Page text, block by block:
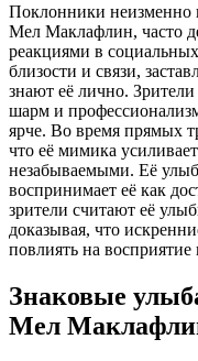
Поклонники неизменно
Мел Маклафлин, часто
реакциями в
близости и связи,
знают её лично.
шарм и
ярче. Во время прямых
что её мимика
незабываемыми. Её
воспринимает её как
зрители считают её
доказывая, что
повлиять на восприятие
Знаковые
Мел